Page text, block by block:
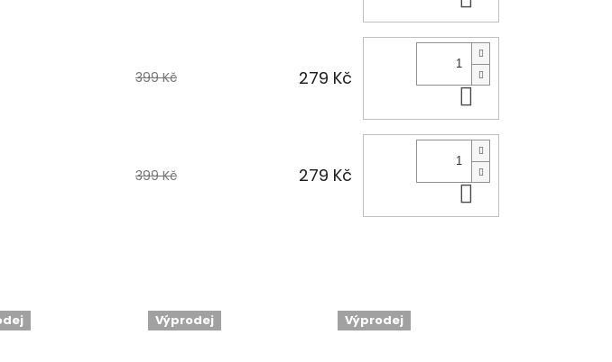
399 Kč 279 Kč
Do košíku
399 Kč 279 Kč
Do košíku
Výprodej Výprodej